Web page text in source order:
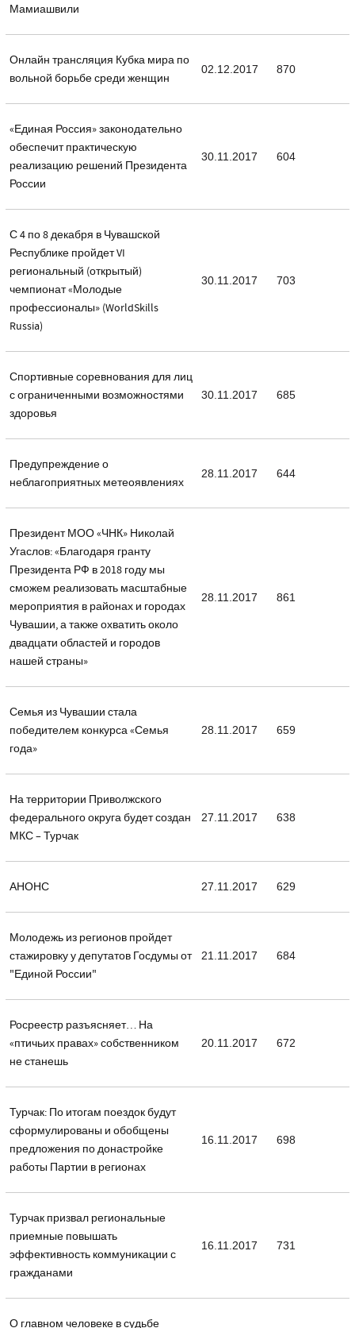
Мамиашвили
Онлайн трансляция Кубка мира по
вольной борьбе среди женщин
02.12.2017 870
«Единая Россия» законодательно
обеспечит практическую
реализацию решений Президента
России
30.11.2017 604
С 4 по 8 декабря в Чувашской
Республике пройдет VI
региональный (открытый)
чемпионат «Молодые
профессионалы» (WorldSkills
Russia)
30.11.2017 703
Спортивные соревнования для лиц
с ограниченными возможностями
здоровья
30.11.2017 685
Предупреждение о
неблагоприятных метеоявлениях
28.11.2017 644
Президент МОО «ЧНК» Николай
Угаслов: «Благодаря гранту
Президента РФ в 2018 году мы
сможем реализовать масштабные
мероприятия в районах и городах
Чувашии, а также охватить около
двадцати областей и городов
нашей страны»
28.11.2017 861
Семья из Чувашии стала
победителем конкурса «Семья
года»
28.11.2017 659
На территории Приволжского
федерального округа будет создан
МКС – Турчак
27.11.2017 638
АНОНС 27.11.2017 629
Молодежь из регионов пройдет
стажировку у депутатов Госдумы от
"Единой России"
21.11.2017 684
Росреестр разъясняет… На
«птичьих правах» собственником
не станешь
20.11.2017 672
Турчак: По итогам поездок будут
сформулированы и обобщены
предложения по донастройке
работы Партии в регионах
16.11.2017 698
Турчак призвал региональные
приемные повышать
эффективность коммуникации с
гражданами
16.11.2017 731
О главном человеке в судьбе